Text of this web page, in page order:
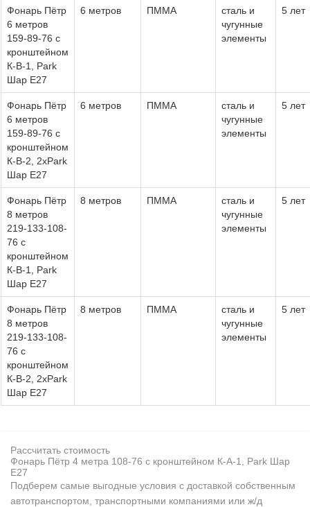
Фонарь Пётр
6 метров
159-89-76 с
кронштейном
К-В-1, Park
Шар Е27
6 метров ПММА
сталь и
чугунные
элементы
5 лет
Фонарь Пётр
6 метров
159-89-76 с
кронштейном
К-В-2, 2хPark
Шар Е27
6 метров ПММА
сталь и
чугунные
элементы
5 лет
Фонарь Пётр
8 метров
219-133-108-
76 с
кронштейном
К-В-1, Park
Шар Е27
8 метров ПММА
сталь и
чугунные
элементы
5 лет
Фонарь Пётр
8 метров
219-133-108-
76 с
кронштейном
К-В-2, 2хPark
Шар Е27
8 метров ПММА
сталь и
чугунные
элементы
5 лет
Рассчитать стоимость
Фонарь Пётр 4 метра 108-76 с кронштейном К-А-1, Park Шар
Е27
Подберем самые выгодные условия с доставкой собственным
автотранспортом, транспортными компаниями или ж/д